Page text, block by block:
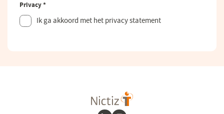
Privacy*Dit veld is verplicht.
Ik ga akkoord met het privacy statement